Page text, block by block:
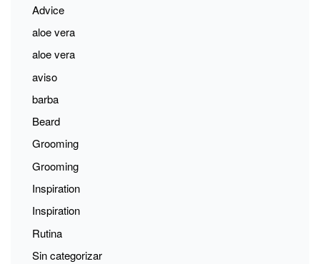
Advice
aloe vera
aloe vera
aviso
barba
Beard
Grooming
Grooming
Inspiration
Inspiration
Rutina
Sin categorizar